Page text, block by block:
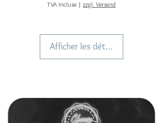
TVA Incluse | zzgl. Versand
Afficher les détails